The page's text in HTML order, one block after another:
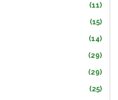
(11)
(15)
(14)
(29)
(29)
(25)